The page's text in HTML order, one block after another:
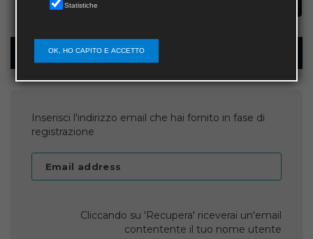
Username recovery
Inserisci l'indirizzo email che hai fornito in fase di
registrazione
Email address
Cliccando su 'Recupera' riceverai un'email
contentente il tuo nome utente
Statistiche
OK, HO CAPITO E ACCETTO